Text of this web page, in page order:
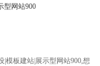
模板建站|展示型网站900,想